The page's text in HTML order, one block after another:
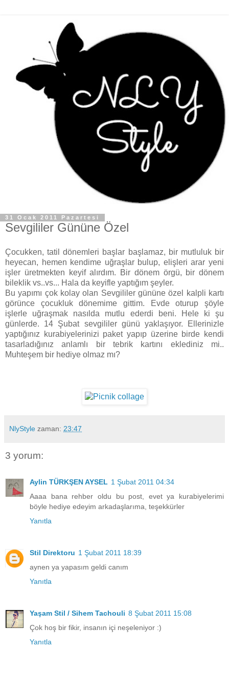
31 Ocak 2011 Pazartesi
Sevgililer Gününe Özel
Çocukken, tatil dönemleri başlar başlamaz, bir mutluluk bir
heyecan, hemen kendime uğraşlar bulup, elişleri arar yeni
işler üretmekten keyif alırdım. Bir dönem örgü, bir dönem
bileklik vs..vs... Hala da keyifle yaptığım şeyler.
Bu yapımı çok kolay olan Sevgililer gününe özel kalpli kartı
görünce çocukluk dönemime gittim. Evde oturup şöyle
işlerle uğraşmak nasılda mutlu ederdi beni. Hele ki şu
günlerde. 14 Şubat sevgililer günü yaklaşıyor. Ellerinizle
yaptığınız kurabiyelerinizi paket yapıp üzerine birde kendi
tasarladığınız anlamlı bir tebrik kartını eklediniz mi..
Muhteşem bir hediye olmaz mı?
NlyStyle zaman: 23:47
3 yorum:
Aylin TÜRKŞEN AYSEL 1 Şubat 2011 04:34
Aaaa bana rehber oldu bu post, evet ya kurabiyelerimi
böyle hediye edeyim arkadaşlarıma, teşekkürler
Yanıtla
Stil Direktoru 1 Şubat 2011 18:39
aynen ya yapasım geldi canım
Yanıtla
Yaşam Stil / Sihem Tachouli 8 Şubat 2011 15:08
Çok hoş bir fikir, insanın içi neşeleniyor :)
Yanıtla